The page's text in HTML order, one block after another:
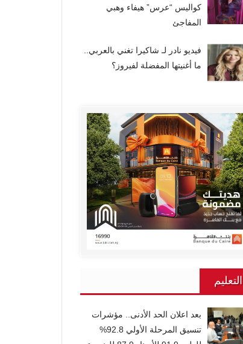
كواليس “عرس” هيفاء وهبي
المفاجئ
فيديو نادر لـ شاكيرا تغني بالعربي..
ما أغنيتها المفضلة لفيروز؟
التعليم
بعد اعلان الحد الأدنى.. مؤشرات
تنسيق المرحلة الأولي 92.8%